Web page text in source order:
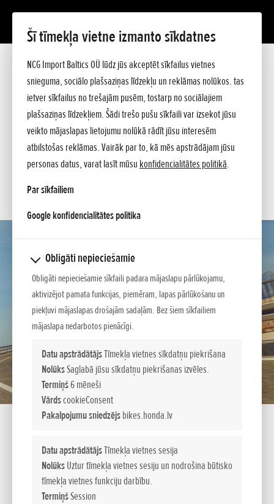
Šī tīmekļa vietne izmanto sīkdatnes
NCG Import Baltics OÜ lūdz jūs akceptēt sīkfailus vietnes
snieguma, sociālo plašsaziņas līdzekļu un reklāmas nolūkos. tas
ietver sīkfailus no trešajām pusēm, tostarp no sociālajiem
plašsaziņas līdzekļiem. Šādi trešo pušu sīkfaili var izsekot jūsu
veikto mājaslapas lietojumu nolūkā rādīt jūsu interesēm
atbilstošas reklāmas. Vairāk par to, kā mēs apstrādājam jūsu
personas datus, varat lasīt mūsu konfidencialitātes politikā.
Par sīkfailiem
Google konfidencialitātes politikaopens in a new tab
Obligāti nepieciešamie
Obligāti nepieciešamie sīkfaili padara mājaslapu pārlūkojamu,
aktivizējot pamata funkcijas, piemēram, lapas pārlūkošanu un
piekļuvi mājaslapas drošajām sadaļām. Bez šiem sīkfailiem
mājaslapa nedarbotos pienācīgi.
Datu apstrādātājsTīmekļa vietnes sīkdatņu piekrišana
NolūksSaglabā jūsu sīkdatņu piekrišanas izvēles.
Termiņš6 mēneši
VārdscookieConsent
Pakalpojumu sniedzējsbikes.honda.lv
Datu apstrādātājsTīmekļa vietnes sesija
NolūksUztur tīmekļa vietnes sesiju un nodrošina būtisko
tīmekļa vietnes funkciju darbību.
TermiņšSession
CB650R E-Clutch (A2)
Prezentācija
Tehniskie dati
Cenrādis
PIEDĀVĀJUMS
TESTA BRAUCIENS
SERVISA LAIKS
KONTAKTI
Jautājiet sīkāku informāciju
JŪSU VĀRDS:*